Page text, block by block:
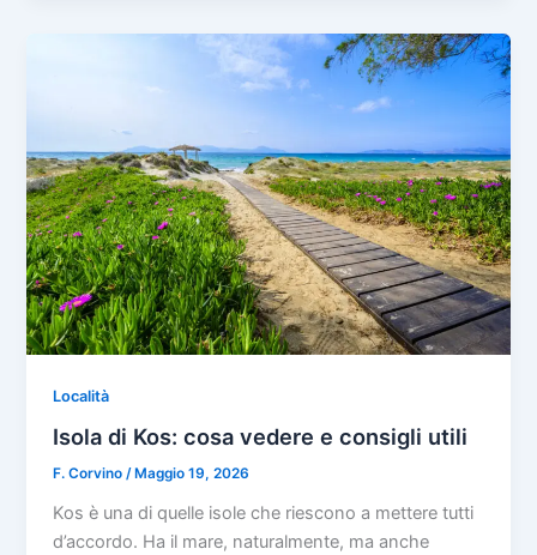
Località
Isola di Kos: cosa vedere e consigli utili
F. Corvino/ Maggio 19, 2026
Kos è una di quelle isole che riescono a mettere tutti
d’accordo. Ha il mare, naturalmente, ma anche